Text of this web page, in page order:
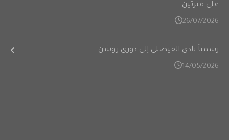
على فترتين
26/07/2026
رسمياً نادي الفيصلي إلى دوري روشن
14/05/2026